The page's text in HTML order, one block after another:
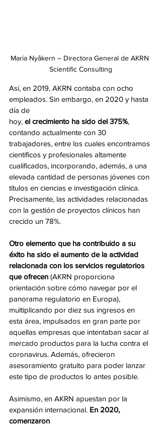
María Nyåkern – Directora General de AKRN
Scientific Consulting
Así, en 2019, AKRN contaba con ocho
empleados. Sin embargo, en 2020 y hasta
día de
hoy, el crecimiento ha sido del 375%,
contando actualmente con 30
trabajadores, entre los cuales encontramos
científicos y profesionales altamente
cualificados, incorporando, además, a una
elevada cantidad de personas jóvenes con
títulos en ciencias e investigación clínica.
Precisamente, las actividades relacionadas
con la gestión de proyectos clínicos han
crecido un 78%.
Otro elemento que ha contribuido a su
éxito ha sido el aumento de la actividad
relacionada con los servicios regulatorios
que ofrecen (AKRN proporciona
orientación sobre cómo navegar por el
panorama regulatorio en Europa),
multiplicando por diez sus ingresos en
esta área, impulsados en gran parte por
aquellas empresas que intentaban sacar al
mercado productos para la lucha contra el
coronavirus. Además, ofrecieron
asesoramiento gratuito para poder lanzar
este tipo de productos lo antes posible.
Asimismo, en AKRN apuestan por la
expansión internacional. En 2020,
comenzaron